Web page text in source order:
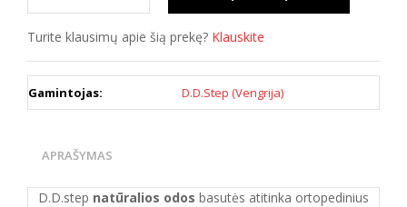
Turite klausimų apie šią prekę? Klauskite
Gamintojas: D.D.Step (Vengrija)
APRAŠYMAS
D.D.step natūralios odos basutės atitinka ortopedinius